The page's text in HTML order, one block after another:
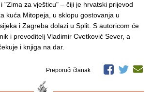
"Zima za vješticu" – čiji je hrvatski prijevod
kuća Mitopeja, u sklopu gostovanja u
i Zagreba dolazi u Split. S autoricom će
i prevoditelj Vladimir Cvetković Sever, a
i knjiga na dar.
Preporuči članak